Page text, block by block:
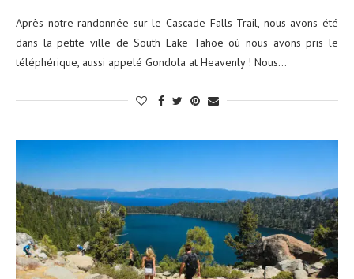
Après notre randonnée sur le Cascade Falls Trail, nous avons été
dans la petite ville de South Lake Tahoe où nous avons pris le
téléphérique, aussi appelé Gondola at Heavenly ! Nous…